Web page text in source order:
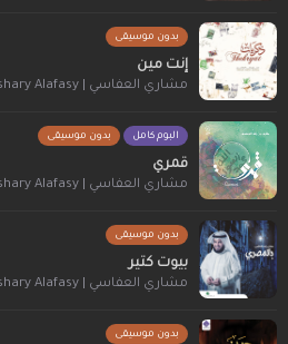
بدون موسيقى
إنت مين
مشاري العفاسي | Mishary Alafasy
البوم كامل بدون موسيقى
قمري
مشاري العفاسي | Mishary Alafasy
بدون موسيقى
بيوت كتير
مشاري العفاسي | Mishary Alafasy
بدون موسيقى